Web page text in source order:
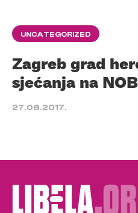
UNCATEGORIZED
Zagreb grad
sjećanja na NOB
27.06.2017.